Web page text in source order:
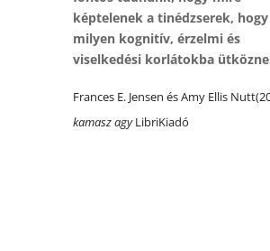
képtelenek a tinédzserek, hogy
milyen kognitív, érzelmi és
viselkedési korlátokba
Frances E. Jensen és Amy Ellis
kamasz agyLibriKiadó